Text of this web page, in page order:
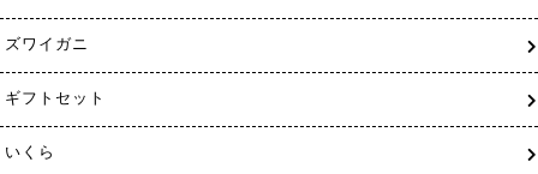
ズワイガニ
ギフトセット
いくら